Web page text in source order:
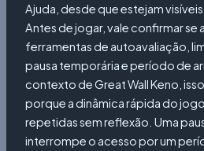
Ajuda, desde que estejam
Antes de jogar, vale confirmar
ferramentas de autoavaliação,
pausa temporária e período de
contexto de Great Wall Keno,
porque a dinâmica rápida do
repetidas sem reflexão. Uma
interrompe o acesso por um